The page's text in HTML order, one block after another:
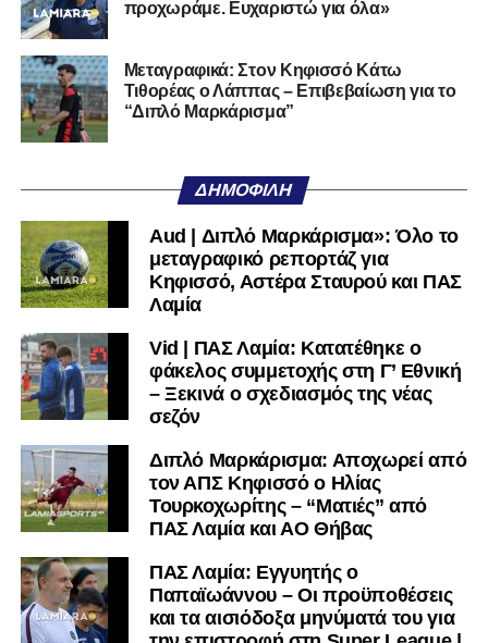
Αυτοπεποίθηση.
Αν η Λαμία συνεχίσει να μικραίνει τον εαυτό της, δεν θα
χρειαστεί κανείς άλλος να το κάνει.
Όταν αποφασίσει να συνειδητοποιήσει ότι είναι
πολύ μικρή.
Ακολουθήστε το lamiara.grστοGoogle Newsγια να
μαθαίνετε πρώτοι τα κυανόλευκα νέα στην Ελλάδα και τον
υπόλοιπο κόσμο. Ακολουθήστε το lamiara.gr στο
μαθαίνετε σε χρόνο dt όλα τα νέα.
προχωράμε. Ευχαριστώ για όλα»
Μεταγραφικά: Στον Κηφισσό Κάτω
Τιθορέας ο Λάππας – Επιβεβαίωση για το
“Διπλό Μαρκάρισμα”
ΔΗΜΟΦΙΛΉ
Aud | Διπλό Μαρκάρισμα»: Όλο το
μεταγραφικό ρεπορτάζ για
Κηφισσό, Αστέρα Σταυρού και ΠΑΣ
Λαμία
Vid | ΠΑΣ Λαμία: Κατατέθηκε ο
φάκελος συμμετοχής στη Γ’ Εθνική
– Ξεκινά ο σχεδιασμός της νέας
σεζόν
Διπλό Μαρκάρισμα: Αποχωρεί από
τον ΑΠΣ Κηφισσό ο Ηλίας
Τουρκοχωρίτης – “Ματιές” από
ΠΑΣ Λαμία και ΑΟ Θήβας
ΠΑΣ Λαμία: Εγγυητής ο
Παπαϊωάννου – Οι προϋποθέσεις
και τα αισιόδοξα μηνύματά του για